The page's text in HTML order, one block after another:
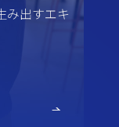
み出すエキ